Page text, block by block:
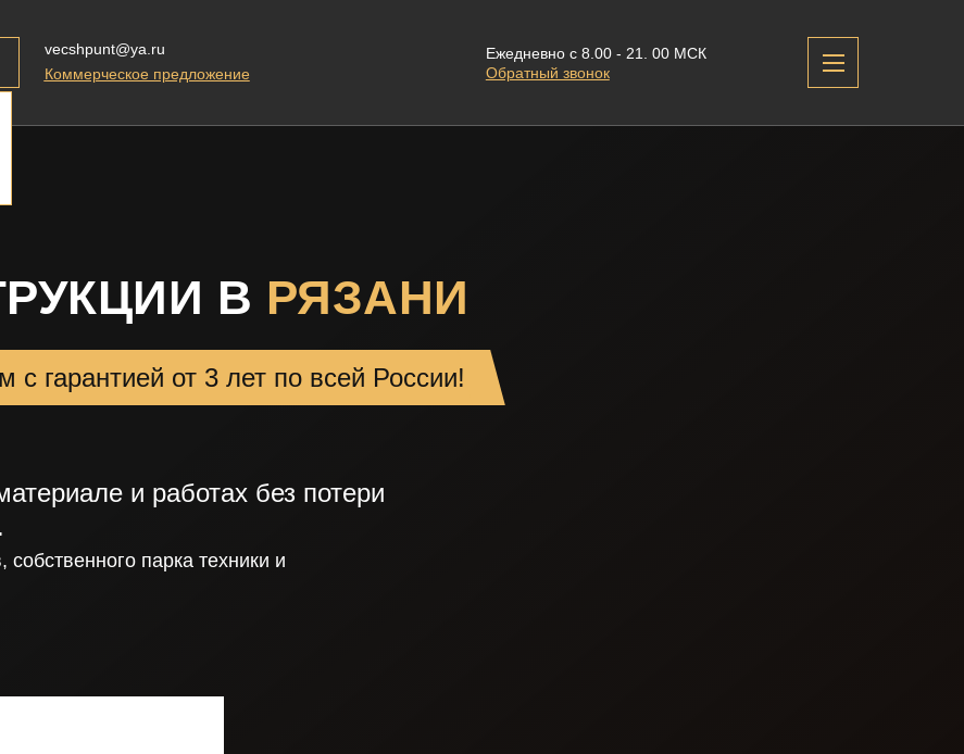
vecshpunt@ya.ru
Коммерческое предложение
Ежедневно с 8.00 - 21. 00 МСК
Обратный звонок
В РЯЗАНИ
с гарантией от 3 лет по всей России!
и работах без потери
собственного парка техники и